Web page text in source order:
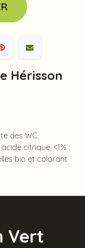
Hérisson
des WC.
citrique, <1% :
bio et colorant
Vert